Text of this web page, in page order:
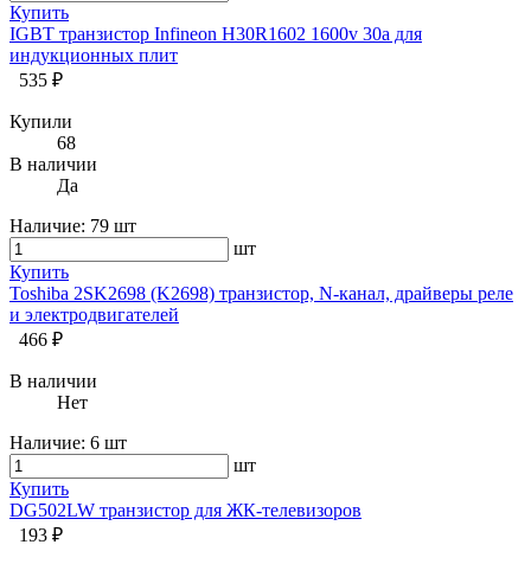
Купить
IGBT транзистор Infineon H30R1602 1600v 30a для
индукциoнных плит
535 ₽
Купили
68
В наличии
Да
Наличие: 79 шт
шт
Купить
Toshiba 2SK2698 (K2698) транзистор, N-канал, драйверы реле
и электродвигателей
466 ₽
В наличии
Нет
Наличие: 6 шт
шт
Купить
DG502LW транзистор для ЖК-телевизоров
193 ₽